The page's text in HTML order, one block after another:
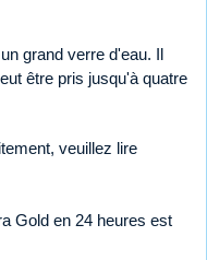
grand verre d'eau. Il
être pris jusqu'à quatre
veuillez lire
Gold en 24 heures est